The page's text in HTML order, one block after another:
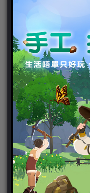
Chinajoy2025
Cosplay 專區
TGS2019
VIPlayer
天堂2:革命 專區
天堂2:革命 攻略
天堂2:革命 新聞
好康活動
官方虛寶
家用遊戲
3DS